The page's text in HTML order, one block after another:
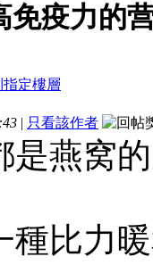
免疫力的
| 只看該作者
是燕窝
種比力